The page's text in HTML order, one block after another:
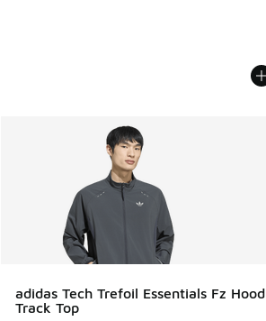
adidas Tech Trefoil Essentials Fz Hood
Track Top